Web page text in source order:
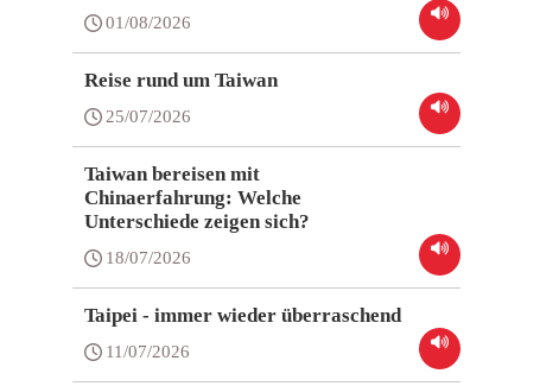
01/08/2026
Reise rund um Taiwan
25/07/2026
Taiwan bereisen mit
Chinaerfahrung: Welche
Unterschiede zeigen sich?
18/07/2026
Taipei - immer wieder überraschend
11/07/2026